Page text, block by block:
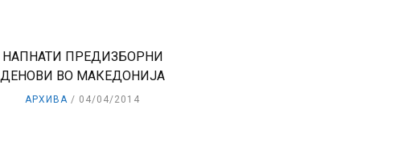
НАПНАТИ ПРЕДИЗБОРНИ
ДЕНОВИ ВО МАКЕДОНИЈА
АРХИВА 04/04/2014